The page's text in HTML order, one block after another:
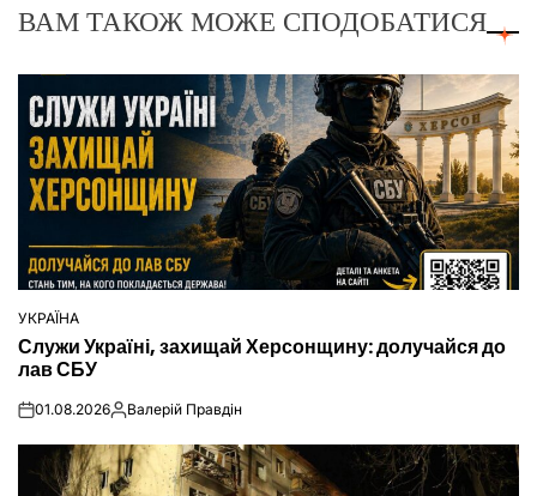
ВАМ ТАКОЖ МОЖЕ СПОДОБАТИСЯ
ОПУБЛІКУВАТИ
У
УКРАЇНА
Служи Україні, захищай Херсонщину: долучайся до
лав СБУ
on01.08.2026Опубліковано
Валерій Правдін